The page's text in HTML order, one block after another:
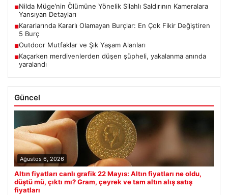
■Nilda Müge’nin Ölümüne Yönelik Silahlı Saldırının Kameralara
Yansıyan Detayları
■Kararlarında Kararlı Olamayan Burçlar: En Çok Fikir Değiştiren
5 Burç
■Outdoor Mutfaklar ve Şık Yaşam Alanları
■Kaçarken merdivenlerden düşen şüpheli, yakalanma anında
yaralandı
Güncel
Ağustos 6, 2026
Altın fiyatları canlı grafik 22 Mayıs: Altın fiyatları ne oldu,
düştü mü, çıktı mı? Gram, çeyrek ve tam altın alış satış
fiyatları